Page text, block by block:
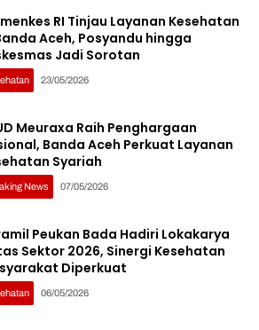
RI Tinjau Layanan Kesehatan
Aceh, Posyandu hingga
Jadi Sorotan
23/05/2026
Meuraxa Raih Penghargaan
Banda Aceh Perkuat Layanan
Syariah
News 07/05/2026
Peukan Bada Hadiri Lokakarya
Sektor 2026, Sinergi Kesehatan
Diperkuat
06/05/2026